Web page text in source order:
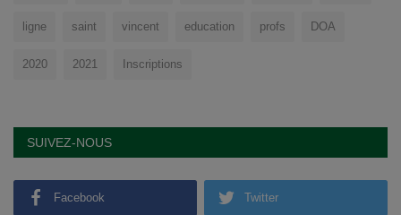
ligne saint vincent education profs DOA
2020 2021 Inscriptions
SUIVEZ-NOUS
Facebook Twitter